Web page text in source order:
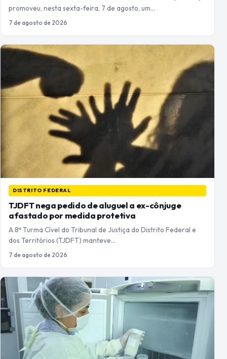
promoveu, nesta sexta-feira, 7 de agosto, um…
7 de agosto de 2026
DISTRITO FEDERAL
TJDFT nega pedido de aluguel a ex-cônjuge
afastado por medida protetiva
A 8ª Turma Cível do Tribunal de Justiça do Distrito Federal e
dos Territórios (TJDFT) manteve…
7 de agosto de 2026